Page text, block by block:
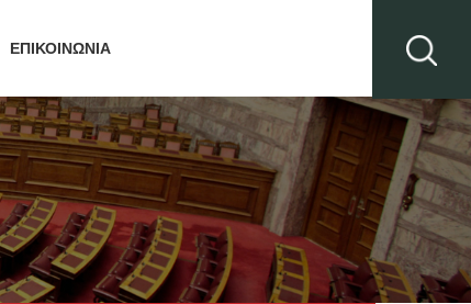
ΕΠΙΚΟΙΝΩΝΙΑ